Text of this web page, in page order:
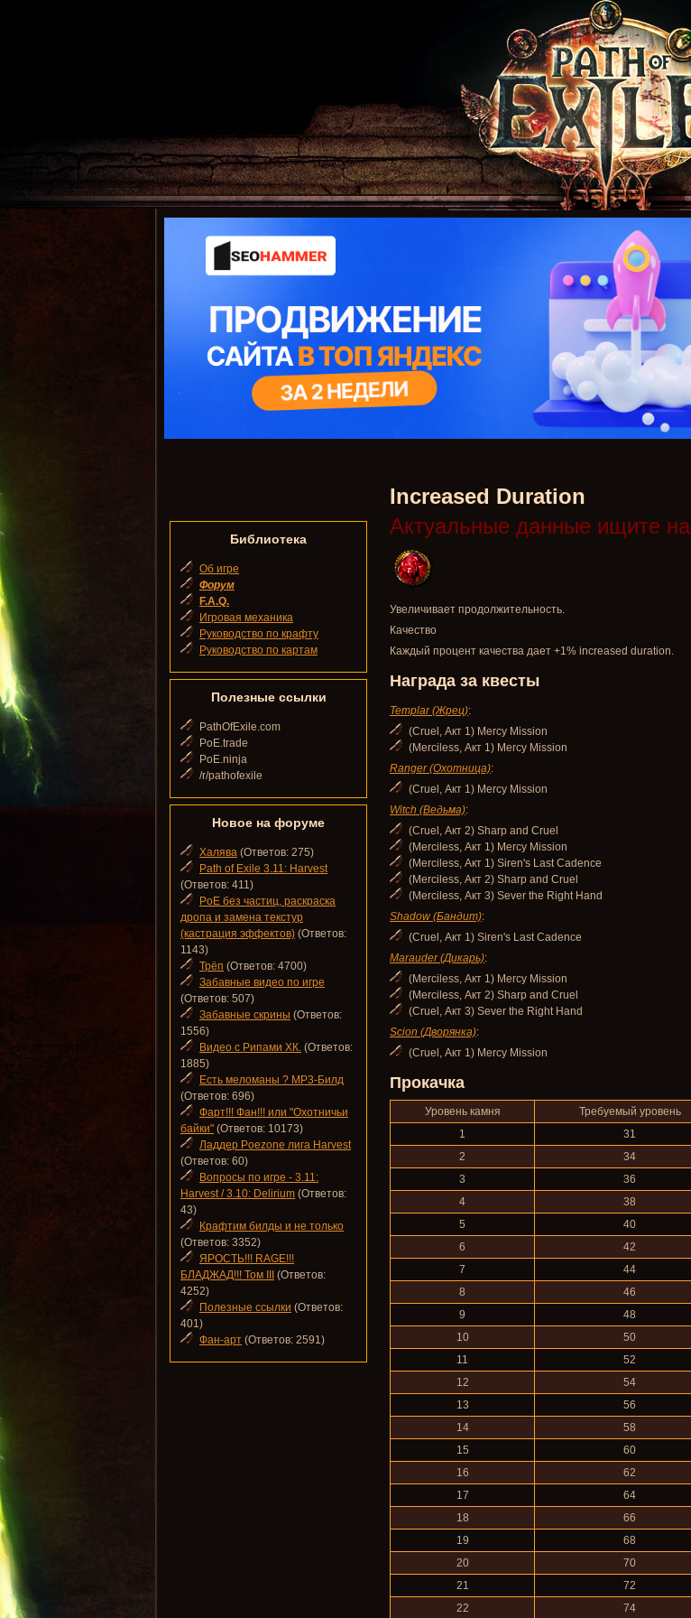
Increased Duration
Актуальные данные ищите на
Увеличивает продолжительность.
Качество
Каждый процент качества дает +1% increased duration.
Награда за квесты
Templar (Жрец):
(Cruel, Акт 1) Mercy Mission
(Merciless, Акт 1) Mercy Mission
Ranger (Охотница):
(Cruel, Акт 1) Mercy Mission
Witch (Ведьма):
(Cruel, Акт 2) Sharp and Cruel
(Merciless, Акт 1) Mercy Mission
(Merciless, Акт 1) Siren's Last Cadence
(Merciless, Акт 2) Sharp and Cruel
(Merciless, Акт 3) Sever the Right Hand
Shadow (Бандит):
(Cruel, Акт 1) Siren's Last Cadence
Marauder (Дикарь):
(Merciless, Акт 1) Mercy Mission
(Merciless, Акт 2) Sharp and Cruel
(Cruel, Акт 3) Sever the Right Hand
Scion (Дворянка):
(Cruel, Акт 1) Mercy Mission
Прокачка
Уровень камня Требуемый уровень
1
31
2
34
3
36
4
38
5
40
6
42
7
44
8
46
9
48
10
50
11
52
12
54
13
56
14
58
15
60
16
62
17
64
18
66
19
68
20
70
21
72
22
74
Библиотека
Об игре
Форум
F.A.Q.
Игровая механика
Руководство по крафту
Руководство по картам
Полезные ссылки
PathOfExile.com
PoE.trade
PoE.ninja
/r/pathofexile
Новое на форуме
Халява (Ответов: 275)
Path of Exile 3.11: Harvest
(Ответов: 411)
PoE без частиц, раскраска
дропа и замена текстур
(кастрация эффектов) (Ответов:
1143)
Трёп (Ответов: 4700)
Забавные видео по игре
(Ответов: 507)
Забавные скрины (Ответов:
1556)
Видео с Рипами ХК. (Ответов:
1885)
Есть меломаны ? MP3-Билд
(Ответов: 696)
Фарт!!! Фан!!! или "Охотничьи
байки" (Ответов: 10173)
Ладдер Poezone лига Harvest
(Ответов: 60)
Вопросы по игре - 3.11:
Harvest / 3.10: Delirium (Ответов:
43)
Крафтим билды и не только
(Ответов: 3352)
ЯРОСТЬ!!! RAGE!!!
БЛАДЖАД!!! Том III
(Ответов:
4252)
Полезные ссылки (Ответов:
401)
Фан-арт (Ответов: 2591)